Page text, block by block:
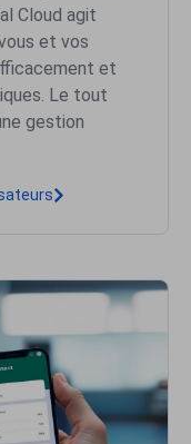
Cloud agit
et vos
et
Le tout
gestion